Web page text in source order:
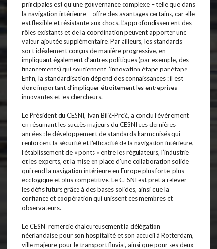
principales est qu’une gouvernance complexe – telle que dans
la navigation intérieure – offre des avantages certains, car elle
est flexible et résistante aux chocs. L’approfondissement des
rôles existants et de la coordination peuvent apporter une
valeur ajoutée supplémentaire. Par ailleurs, les standards
sont idéalement conçus de manière progressive, en
impliquant également d’autres politiques (par exemple, des
financements) qui soutiennent l’innovation étape par étape.
Enfin, la standardisation dépend des connaissances : il est
donc important d’impliquer étroitement les entreprises
innovantes et les chercheurs.
Le Président du CESNI, Ivan Bilić-Prcić, a conclu l’événement
en résumant les succès majeurs du CESNI ces dernières
années : le développement de standards harmonisés qui
renforcent la sécurité et l’efficacité de la navigation intérieure,
l’établissement de « ponts » entre les régulateurs, l’industrie
et les experts, et la mise en place d’une collaboration solide
qui rend la navigation intérieure en Europe plus forte, plus
écologique et plus compétitive. Le CESNI est prêt à relever
les défis futurs grâce à des bases solides, ainsi que la
confiance et coopération qui unissent ces membres et
observateurs.
Le CESNI remercie chaleureusement la délégation
néerlandaise pour son hospitalité et son accueil à Rotterdam,
ville majeure pour le transport fluvial, ainsi que pour ses deux